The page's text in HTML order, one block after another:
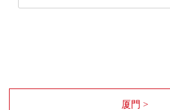
厦門 >